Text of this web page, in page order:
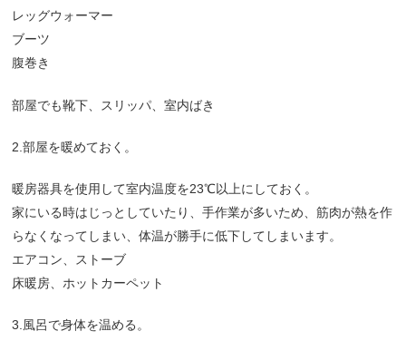
レッグウォーマー
ブーツ
腹巻き
部屋でも靴下、スリッパ、室内ばき
2.部屋を暖めておく。
暖房器具を使用して室内温度を23℃以上にしておく。
家にいる時はじっとしていたり、手作業が多いため、筋肉が熱を作
らなくなってしまい、体温が勝手に低下してしまいます。
エアコン、ストーブ
床暖房、ホットカーペット
3.風呂で身体を温める。